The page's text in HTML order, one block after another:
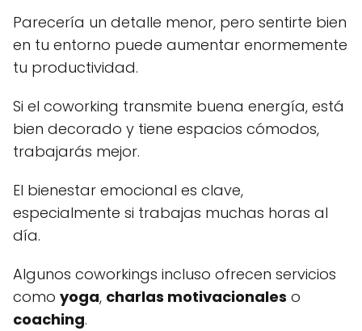
Parecería un detalle menor, pero sentirte bien
en tu entorno puede aumentar enormemente
tu productividad.
Si el coworking transmite buena energía, está
bien decorado y tiene espacios cómodos,
trabajarás mejor.
El bienestar emocional es clave,
especialmente si trabajas muchas horas al
día.
Algunos coworkings incluso ofrecen servicios
como yoga, charlas motivacionales o
coaching.